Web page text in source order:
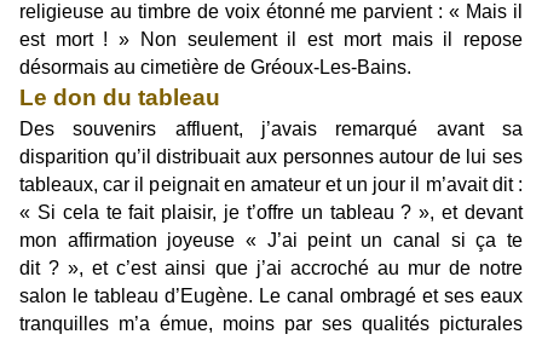
religieuse au timbre de voix étonné me parvient : « Mais il
est mort ! » Non seulement il est mort mais il repose
désormais au cimetière de Gréoux-Les-Bains.
Le don du tableau
Des souvenirs affluent, j’avais remarqué avant sa
disparition qu’il distribuait aux personnes autour de lui ses
tableaux, car il peignait en amateur et un jour il m’avait dit :
« Si cela te fait plaisir, je t’offre un tableau ? », et devant
mon affirmation joyeuse « J’ai peint un canal si ça te
dit ? », et c’est ainsi que j’ai accroché au mur de notre
salon le tableau d’Eugène. Le canal ombragé et ses eaux
tranquilles m’a émue, moins par ses qualités picturales